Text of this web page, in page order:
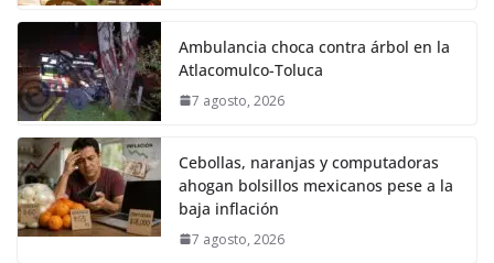
Ambulancia choca contra árbol en la
Atlacomulco-Toluca
7 agosto, 2026
Cebollas, naranjas y computadoras
ahogan bolsillos mexicanos pese a la
baja inflación
7 agosto, 2026